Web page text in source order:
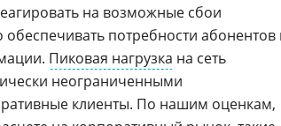
на возможные сбои
потребности абонентов
Пиковая нагрузка на сеть
неограниченными
клиенты. По нашим оценкам,